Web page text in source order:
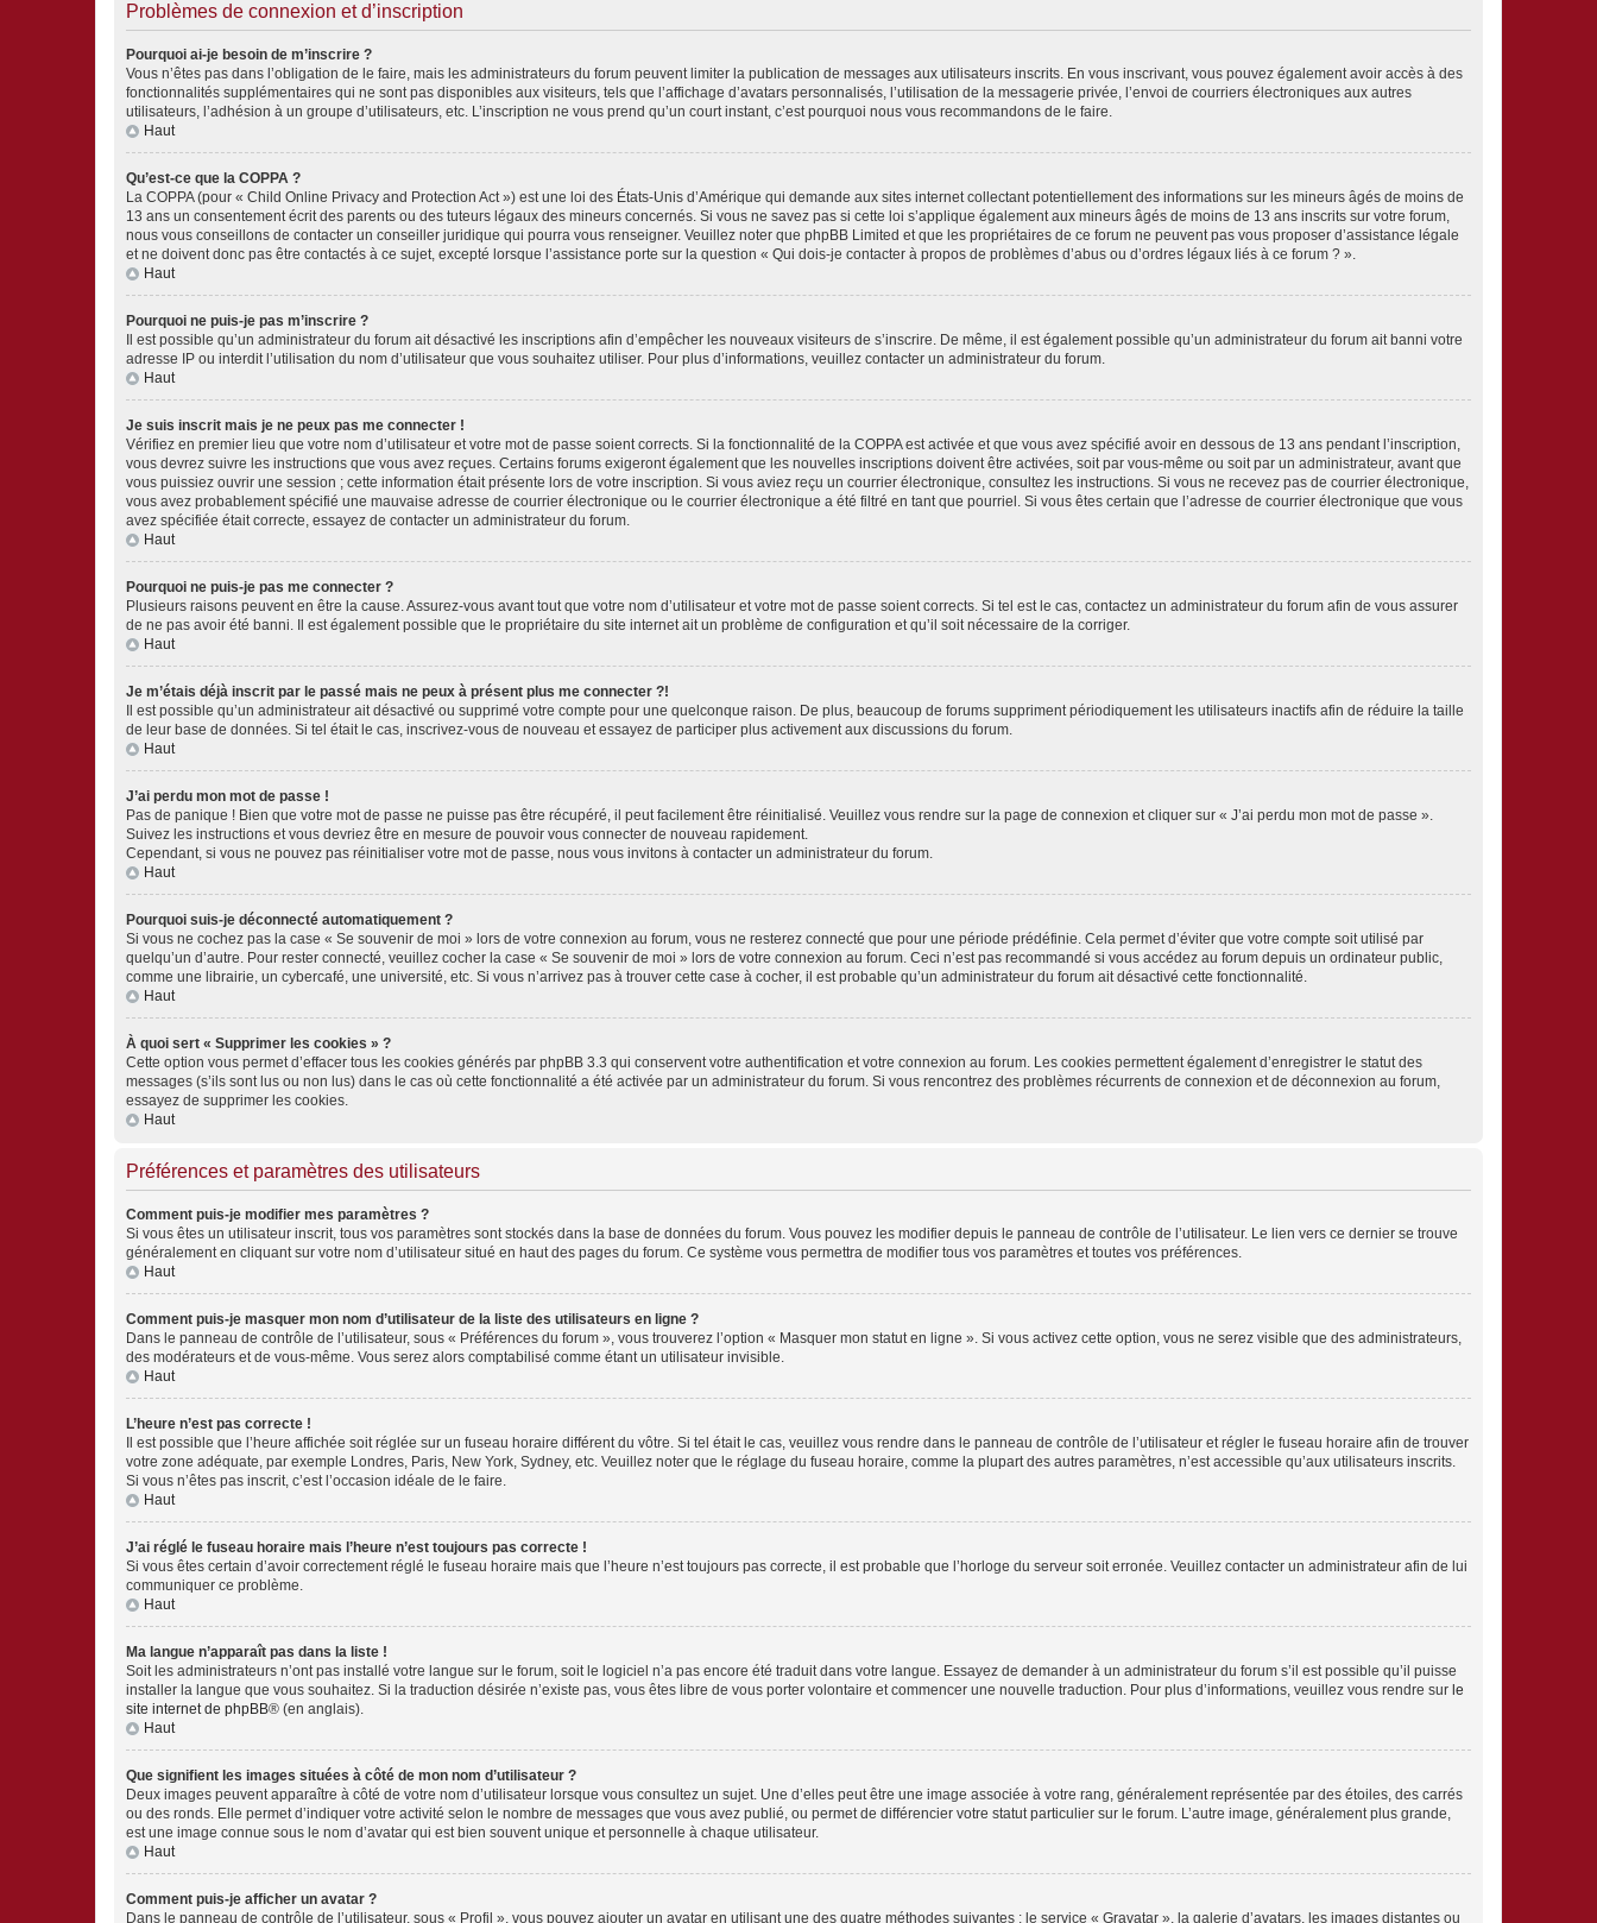
Problèmes de connexion et d’inscription
Pourquoi ai-je besoin de m’inscrire ?
Vous n’êtes pas dans l’obligation de le faire, mais les administrateurs du forum peuvent limiter la publication de messages aux utilisateurs inscrits. En vous inscrivant, vous pouvez également avoir accès à des
fonctionnalités supplémentaires qui ne sont pas disponibles aux visiteurs, tels que l’affichage d’avatars personnalisés, l’utilisation de la messagerie privée, l’envoi de courriers électroniques aux autres
utilisateurs, l’adhésion à un groupe d’utilisateurs, etc. L’inscription ne vous prend qu’un court instant, c’est pourquoi nous vous recommandons de le faire.
Haut
Qu’est-ce que la COPPA ?
La COPPA (pour « Child Online Privacy and Protection Act ») est une loi des États-Unis d’Amérique qui demande aux sites internet collectant potentiellement des informations sur les mineurs âgés de moins de
13 ans un consentement écrit des parents ou des tuteurs légaux des mineurs concernés. Si vous ne savez pas si cette loi s’applique également aux mineurs âgés de moins de 13 ans inscrits sur votre forum,
nous vous conseillons de contacter un conseiller juridique qui pourra vous renseigner. Veuillez noter que phpBB Limited et que les propriétaires de ce forum ne peuvent pas vous proposer d’assistance légale
et ne doivent donc pas être contactés à ce sujet, excepté lorsque l’assistance porte sur la question « Qui dois-je contacter à propos de problèmes d’abus ou d’ordres légaux liés à ce forum ? ».
Haut
Pourquoi ne puis-je pas m’inscrire ?
Il est possible qu’un administrateur du forum ait désactivé les inscriptions afin d’empêcher les nouveaux visiteurs de s’inscrire. De même, il est également possible qu’un administrateur du forum ait banni votre
adresse IP ou interdit l’utilisation du nom d’utilisateur que vous souhaitez utiliser. Pour plus d’informations, veuillez contacter un administrateur du forum.
Haut
Je suis inscrit mais je ne peux pas me connecter !
Vérifiez en premier lieu que votre nom d’utilisateur et votre mot de passe soient corrects. Si la fonctionnalité de la COPPA est activée et que vous avez spécifié avoir en dessous de 13 ans pendant l’inscription,
vous devrez suivre les instructions que vous avez reçues. Certains forums exigeront également que les nouvelles inscriptions doivent être activées, soit par vous-même ou soit par un administrateur, avant que
vous puissiez ouvrir une session ; cette information était présente lors de votre inscription. Si vous aviez reçu un courrier électronique, consultez les instructions. Si vous ne recevez pas de courrier électronique,
vous avez probablement spécifié une mauvaise adresse de courrier électronique ou le courrier électronique a été filtré en tant que pourriel. Si vous êtes certain que l’adresse de courrier électronique que vous
avez spécifiée était correcte, essayez de contacter un administrateur du forum.
Haut
Pourquoi ne puis-je pas me connecter ?
Plusieurs raisons peuvent en être la cause. Assurez-vous avant tout que votre nom d’utilisateur et votre mot de passe soient corrects. Si tel est le cas, contactez un administrateur du forum afin de vous assurer
de ne pas avoir été banni. Il est également possible que le propriétaire du site internet ait un problème de configuration et qu’il soit nécessaire de la corriger.
Haut
Je m’étais déjà inscrit par le passé mais ne peux à présent plus me connecter ?!
Il est possible qu’un administrateur ait désactivé ou supprimé votre compte pour une quelconque raison. De plus, beaucoup de forums suppriment périodiquement les utilisateurs inactifs afin de réduire la taille
de leur base de données. Si tel était le cas, inscrivez-vous de nouveau et essayez de participer plus activement aux discussions du forum.
Haut
J’ai perdu mon mot de passe !
Pas de panique ! Bien que votre mot de passe ne puisse pas être récupéré, il peut facilement être réinitialisé. Veuillez vous rendre sur la page de connexion et cliquer sur « J’ai perdu mon mot de passe ».
Suivez les instructions et vous devriez être en mesure de pouvoir vous connecter de nouveau rapidement.
Cependant, si vous ne pouvez pas réinitialiser votre mot de passe, nous vous invitons à contacter un administrateur du forum.
Haut
Pourquoi suis-je déconnecté automatiquement ?
Si vous ne cochez pas la case « Se souvenir de moi » lors de votre connexion au forum, vous ne resterez connecté que pour une période prédéfinie. Cela permet d’éviter que votre compte soit utilisé par
quelqu’un d’autre. Pour rester connecté, veuillez cocher la case « Se souvenir de moi » lors de votre connexion au forum. Ceci n’est pas recommandé si vous accédez au forum depuis un ordinateur public,
comme une librairie, un cybercafé, une université, etc. Si vous n’arrivez pas à trouver cette case à cocher, il est probable qu’un administrateur du forum ait désactivé cette fonctionnalité.
Haut
À quoi sert « Supprimer les cookies » ?
Cette option vous permet d’effacer tous les cookies générés par phpBB 3.3 qui conservent votre authentification et votre connexion au forum. Les cookies permettent également d’enregistrer le statut des
messages (s’ils sont lus ou non lus) dans le cas où cette fonctionnalité a été activée par un administrateur du forum. Si vous rencontrez des problèmes récurrents de connexion et de déconnexion au forum,
essayez de supprimer les cookies.
Haut
Préférences et paramètres des utilisateurs
Comment puis-je modifier mes paramètres ?
Si vous êtes un utilisateur inscrit, tous vos paramètres sont stockés dans la base de données du forum. Vous pouvez les modifier depuis le panneau de contrôle de l’utilisateur. Le lien vers ce dernier se trouve
généralement en cliquant sur votre nom d’utilisateur situé en haut des pages du forum. Ce système vous permettra de modifier tous vos paramètres et toutes vos préférences.
Haut
Comment puis-je masquer mon nom d’utilisateur de la liste des utilisateurs en ligne ?
Dans le panneau de contrôle de l’utilisateur, sous « Préférences du forum », vous trouverez l’option « Masquer mon statut en ligne ». Si vous activez cette option, vous ne serez visible que des administrateurs,
des modérateurs et de vous-même. Vous serez alors comptabilisé comme étant un utilisateur invisible.
Haut
L’heure n’est pas correcte !
Il est possible que l’heure affichée soit réglée sur un fuseau horaire différent du vôtre. Si tel était le cas, veuillez vous rendre dans le panneau de contrôle de l’utilisateur et régler le fuseau horaire afin de trouver
votre zone adéquate, par exemple Londres, Paris, New York, Sydney, etc. Veuillez noter que le réglage du fuseau horaire, comme la plupart des autres paramètres, n’est accessible qu’aux utilisateurs inscrits.
Si vous n’êtes pas inscrit, c’est l’occasion idéale de le faire.
Haut
J’ai réglé le fuseau horaire mais l’heure n’est toujours pas correcte !
Si vous êtes certain d’avoir correctement réglé le fuseau horaire mais que l’heure n’est toujours pas correcte, il est probable que l’horloge du serveur soit erronée. Veuillez contacter un administrateur afin de lui
communiquer ce problème.
Haut
Ma langue n’apparaît pas dans la liste !
Soit les administrateurs n’ont pas installé votre langue sur le forum, soit le logiciel n’a pas encore été traduit dans votre langue. Essayez de demander à un administrateur du forum s’il est possible qu’il puisse
installer la langue que vous souhaitez. Si la traduction désirée n’existe pas, vous êtes libre de vous porter volontaire et commencer une nouvelle traduction. Pour plus d’informations, veuillez vous rendre sur le
site internet de phpBB® (en anglais).
Haut
Que signifient les images situées à côté de mon nom d’utilisateur ?
Deux images peuvent apparaître à côté de votre nom d’utilisateur lorsque vous consultez un sujet. Une d’elles peut être une image associée à votre rang, généralement représentée par des étoiles, des carrés
ou des ronds. Elle permet d’indiquer votre activité selon le nombre de messages que vous avez publié, ou permet de différencier votre statut particulier sur le forum. L’autre image, généralement plus grande,
est une image connue sous le nom d’avatar qui est bien souvent unique et personnelle à chaque utilisateur.
Haut
Comment puis-je afficher un avatar ?
Dans le panneau de contrôle de l’utilisateur, sous « Profil », vous pouvez ajouter un avatar en utilisant une des quatre méthodes suivantes : le service « Gravatar », la galerie d’avatars, les images distantes ou